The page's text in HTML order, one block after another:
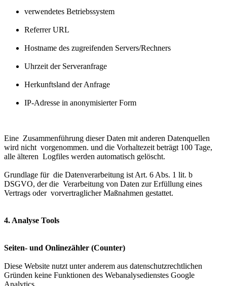
verwendetes Betriebssystem
Referrer URL
Hostname des zugreifenden Servers/Rechners
Uhrzeit der Serveranfrage
Herkunftsland der Anfrage
IP-Adresse in anonymisierter Form
Eine Zusammenführung dieser Daten mit anderen Datenquellen
wird nicht vorgenommen. und die Vorhaltezeit beträgt 100 Tage,
alle älteren Logfiles werden automatisch gelöscht.
Grundlage für die Datenverarbeitung ist Art. 6 Abs. 1 lit. b
DSGVO, der die Verarbeitung von Daten zur Erfüllung eines
Vertrags oder vorvertraglicher Maßnahmen gestattet.
4. Analyse Tools
Seiten- und Onlinezähler (Counter)
Diese Website nutzt unter anderem aus datenschutzrechtlichen
Gründen keine Funktionen des Webanalysedienstes Google
Analytics.